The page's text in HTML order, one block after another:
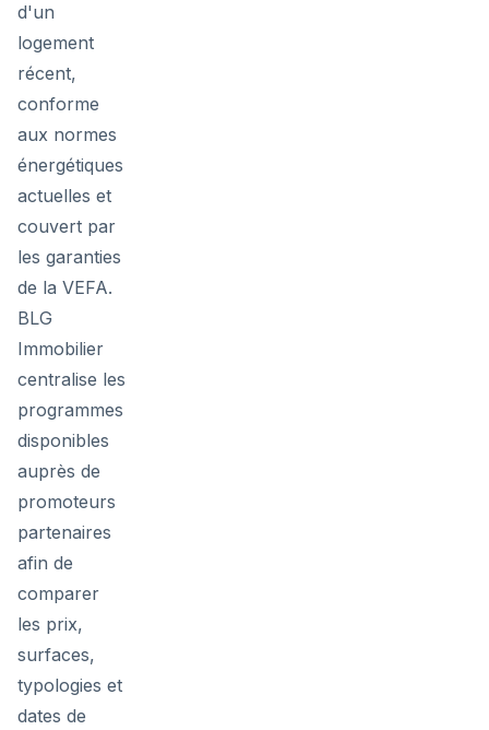
d'un
logement
récent,
conforme
aux normes
énergétiques
actuelles et
couvert par
les garanties
de la VEFA.
BLG
Immobilier
centralise les
programmes
disponibles
auprès de
promoteurs
partenaires
afin de
comparer
les prix,
surfaces,
typologies et
dates de